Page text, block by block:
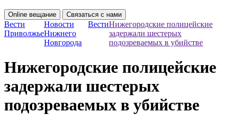
Online вещание Связаться с нами
Вести
Приволжье
Новости
Нижнего
Новгорода
ВестиНижегородские полицейские
задержали шестерых
подозреваемых в убийстве
Нижегородские полицейские
задержали шестерых
подозреваемых в убийстве